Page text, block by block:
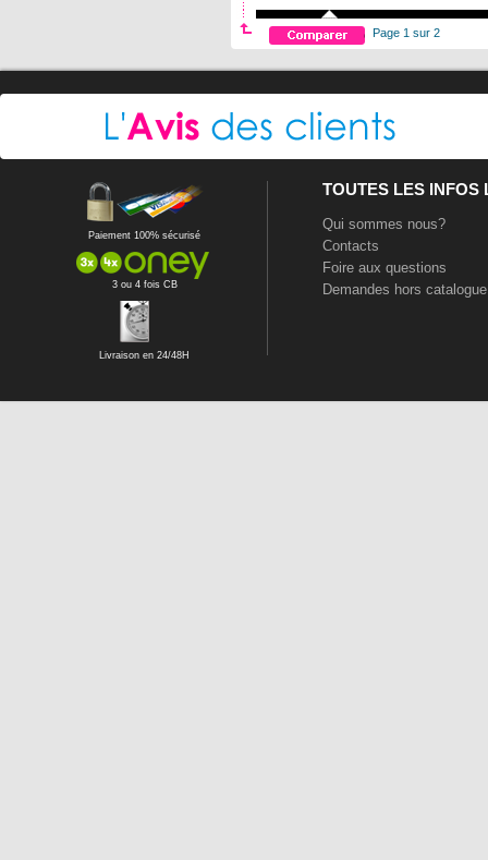
Page 1 sur 2
Paiement 100% sécurisé
3 ou 4 fois CB
Livraison en 24/48H
TOUTES LES INFOS
Qui sommes nous?
Contacts
Foire aux questions
Demandes hors catalogue